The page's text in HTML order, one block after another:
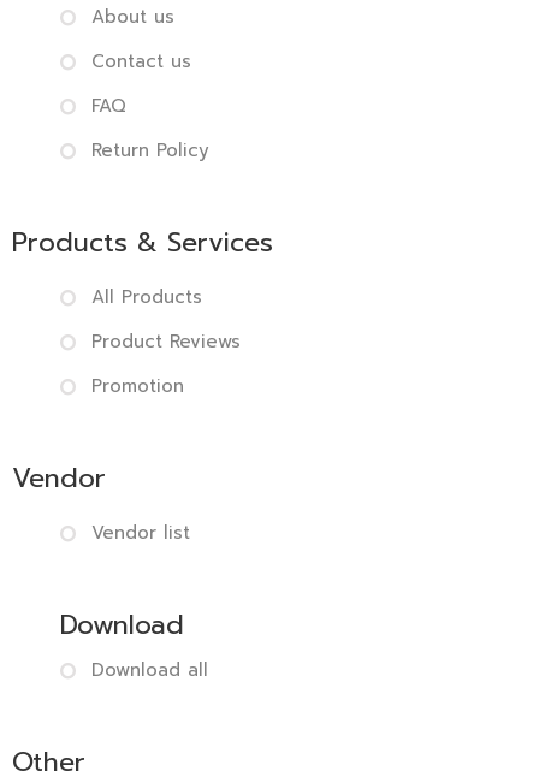
About us
Contact us
FAQ
Return Policy
Products & Services
All Products
Product Reviews
Promotion
Vendor
Vendor list
Download
Download all
Other